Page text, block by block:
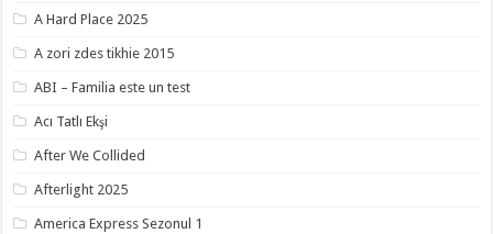
A Hard Place 2025
A zori zdes tikhie 2015
ABI – Familia este un test
Acı Tatlı Ekşi
After We Collided
Afterlight 2025
America Express Sezonul 1